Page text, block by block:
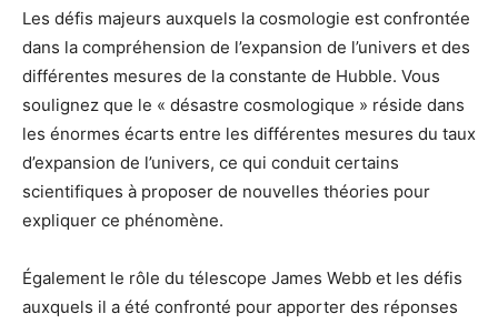
Les défis majeurs auxquels la cosmologie est confrontée
dans la compréhension de l’expansion de l’univers et des
différentes mesures de la constante de Hubble. Vous
soulignez que le « désastre cosmologique » réside dans
les énormes écarts entre les différentes mesures du taux
d’expansion de l’univers, ce qui conduit certains
scientifiques à proposer de nouvelles théories pour
expliquer ce phénomène.
Également le rôle du télescope James Webb et les défis
auxquels il a été confronté pour apporter des réponses